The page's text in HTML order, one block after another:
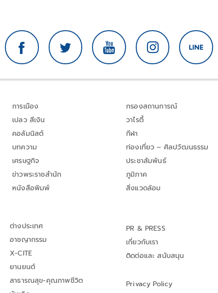
การเมือง
เปลว สีเงิน
คอลัมนิสต์
บทความ
เศรษฐกิจ
ข่าวพระราชสำนัก
หนังสือพิมพ์
กรองสถานการณ์
วาไรตี้
กีฬา
ท่องเที่ยว – ศิลปวัฒนธรรม
ประชาสัมพันธ์
ภูมิภาค
สิ่งแวดล้อม
ต่างประเทศ
อาชญากรรม
X-CITE
ยานยนต์
สาธารณสุข-คุณภาพชีวิต
PR & PRESS
เกี่ยวกับเรา
ติดต่อและ สนับสนุน
Privacy Policy